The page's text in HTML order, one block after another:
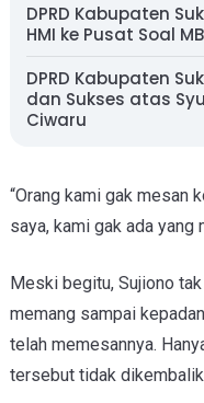
DPRD Kabupaten
HMI ke Pusat Soal
DPRD Kabupaten
dan Sukses atas
Ciwaru
“Orang kami gak mesan
saya, kami gak ada yang
Meski begitu, Sujiono
memang sampai
telah memesannya.
tersebut tidak